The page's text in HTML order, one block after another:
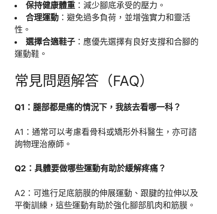
保持健康體重 ：減少腳底承受的壓力。
合理運動 ：避免過多負荷，並增強實力和靈活
性。
選擇合適鞋子 ：應優先選擇有良好支撐和合腳的
運動鞋。
常見問題解答（FAQ）
Q1：腿部都是痛的情況下，我該去看哪一科？
A1：通常可以考慮看骨科或矯形外科醫生，亦可諮
詢物理治療師。
Q2：具體要做哪些運動有助於緩解疼痛？
A2：可進行足底筋膜的伸展運動、跟腱的拉伸以及
平衡訓練，這些運動有助於強化腳部肌肉和筋膜。